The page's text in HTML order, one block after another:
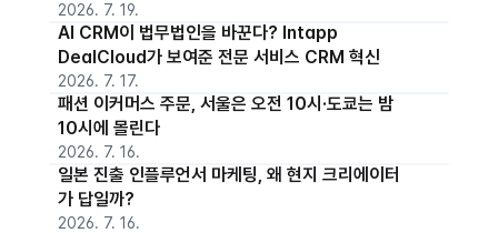
2026. 7. 19.
AI CRM이 법무법인을 바꾼다? Intapp
DealCloud가 보여준 전문 서비스 CRM 혁신
2026. 7. 17.
패션 이커머스 주문, 서울은 오전 10시·도쿄는 밤
10시에 몰린다
2026. 7. 16.
일본 진출 인플루언서 마케팅, 왜 현지 크리에이터
가 답일까?
2026. 7. 16.